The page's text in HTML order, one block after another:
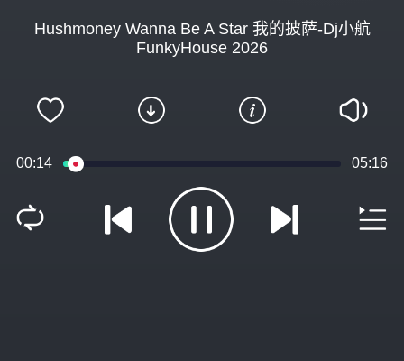
Hushmoney Wanna Be A Star 我的披萨-Dj小航
FunkyHouse 2026
00:15 05:16